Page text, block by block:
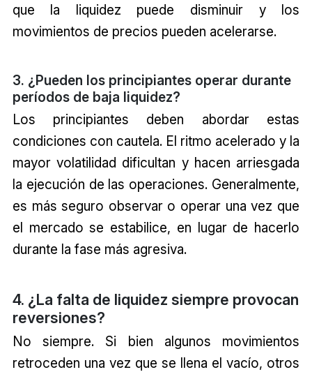
que la liquidez puede disminuir y los
movimientos de precios pueden acelerarse.
3. ¿Pueden los principiantes operar durante
períodos de baja liquidez?
Los principiantes deben abordar estas
condiciones con cautela. El ritmo acelerado y la
mayor volatilidad dificultan y hacen arriesgada
la ejecución de las operaciones. Generalmente,
es más seguro observar o operar una vez que
el mercado se estabilice, en lugar de hacerlo
durante la fase más agresiva.
4. ¿La falta de liquidez siempre provocan
reversiones?
No siempre. Si bien algunos movimientos
retroceden una vez que se llena el vacío, otros